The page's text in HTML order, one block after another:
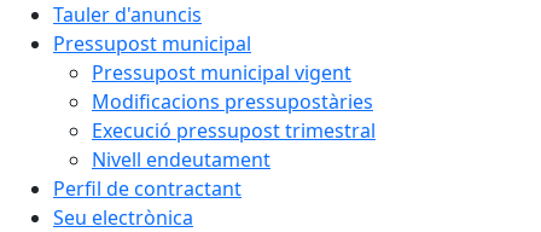
Tauler d'anuncis
Pressupost municipal
Pressupost municipal vigent
Modificacions pressupostàries
Execució pressupost trimestral
Nivell endeutament
Perfil de contractant
Seu electrònica